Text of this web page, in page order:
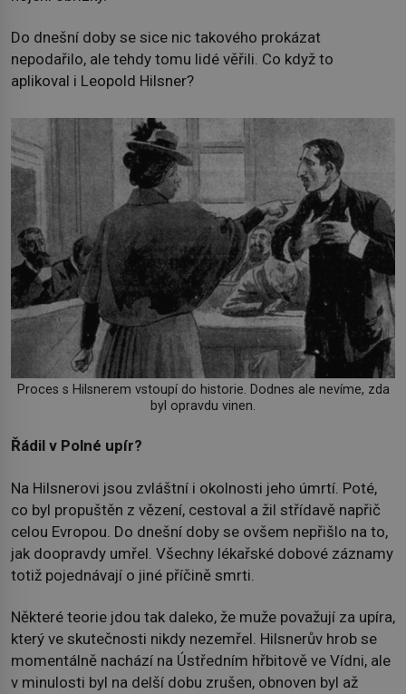
Do dnešní doby se sice nic takového prokázat
nepodařilo, ale tehdy tomu lidé věřili. Co když to
aplikoval i Leopold Hilsner?
Proces s Hilsnerem vstoupí do historie. Dodnes ale nevíme, zda
byl opravdu vinen.
Řádil v Polné upír?
Na Hilsnerovi jsou zvláštní i okolnosti jeho úmrtí. Poté,
co byl propuštěn z vězení, cestoval a žil střídavě napřič
celou Evropou. Do dnešní doby se ovšem nepřišlo na to,
jak doopravdy umřel. Všechny lékařské dobové záznamy
totiž pojednávají o jiné příčině smrti.
Některé teorie jdou tak daleko, že muže považují za upíra,
který ve skutečnosti nikdy nezemřel. Hilsnerův hrob se
momentálně nachází na Ústředním hřbitově ve Vídni, ale
v minulosti byl na delší dobu zrušen, obnoven byl až